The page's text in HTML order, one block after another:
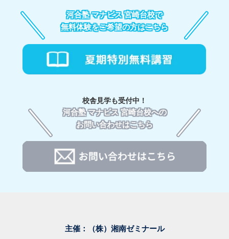
校舎見学も受付中！
河合塾 マナビス 宮崎台校への
お問い合わせはこちら
河合塾 マナビス 宮崎台校で
無料体験をご希望の方はこちら
主催：（株）湘南ゼミナール